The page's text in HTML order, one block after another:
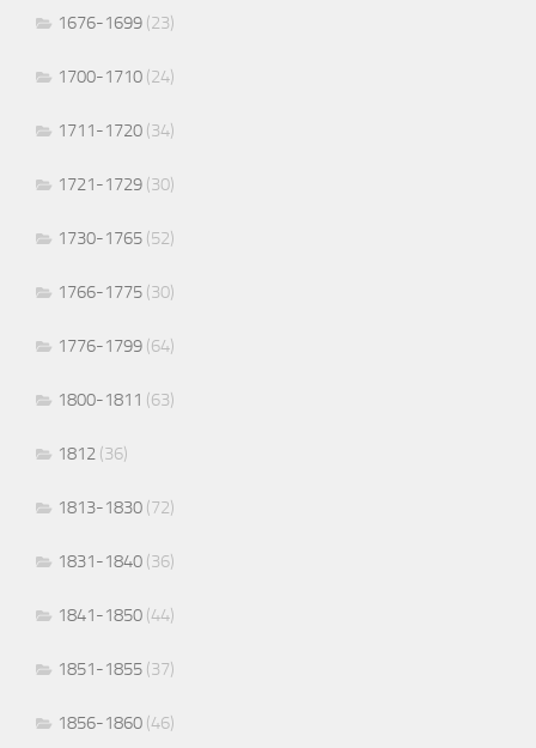
1676-1699 (23)
1700-1710 (24)
1711-1720 (34)
1721-1729 (30)
1730-1765 (52)
1766-1775 (30)
1776-1799 (64)
1800-1811 (63)
1812 (36)
1813-1830 (72)
1831-1840 (36)
1841-1850 (44)
1851-1855 (37)
1856-1860 (46)